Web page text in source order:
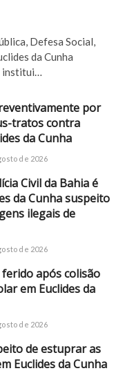
Defesa Social,
da Cunha
institui…
por
tratos contra
da Cunha
de 2026
Civil da Bahia é
da Cunha suspeito
ilegais de
de 2026
após colisão
em Euclides da
de 2026
de estuprar as
Euclides da Cunha